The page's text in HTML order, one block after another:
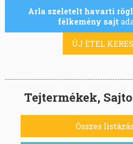
Arla szeletelt havarti
félkemény sajt
ÚJ ÉTEL
Tejtermékek,
Összes